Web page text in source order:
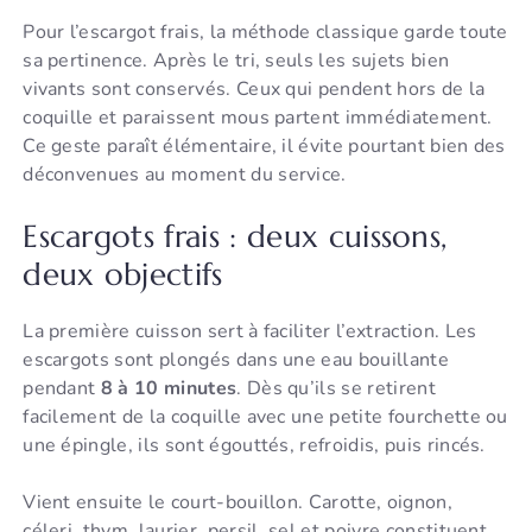
Pour l’escargot frais, la méthode classique garde toute
sa pertinence. Après le tri, seuls les sujets bien
vivants sont conservés. Ceux qui pendent hors de la
coquille et paraissent mous partent immédiatement.
Ce geste paraît élémentaire, il évite pourtant bien des
déconvenues au moment du service.
Escargots frais : deux cuissons,
deux objectifs
La première cuisson sert à faciliter l’extraction. Les
escargots sont plongés dans une eau bouillante
pendant 8 à 10 minutes. Dès qu’ils se retirent
facilement de la coquille avec une petite fourchette ou
une épingle, ils sont égouttés, refroidis, puis rincés.
Vient ensuite le court-bouillon. Carotte, oignon,